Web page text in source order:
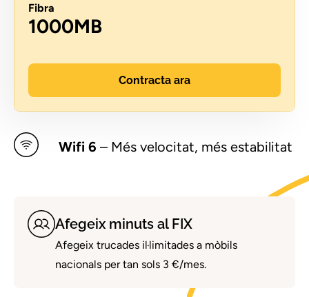
Fibra
1000MB
Contracta ara
Wifi 6 – Més velocitat, més estabilitat
Afegeix minuts al FIX
Afegeix trucades il·limitades a mòbils
nacionals per tan sols 3 €/mes.